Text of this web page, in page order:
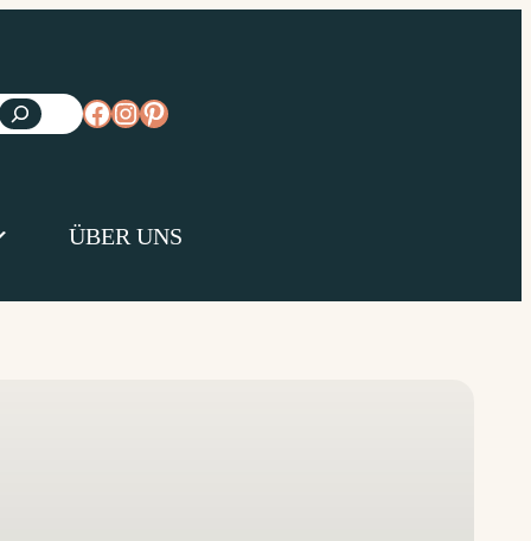
https://www.facebook.com/
https://www.instagram.com/
https://www.pinterest.de/diejungs/
ÜBER UNS